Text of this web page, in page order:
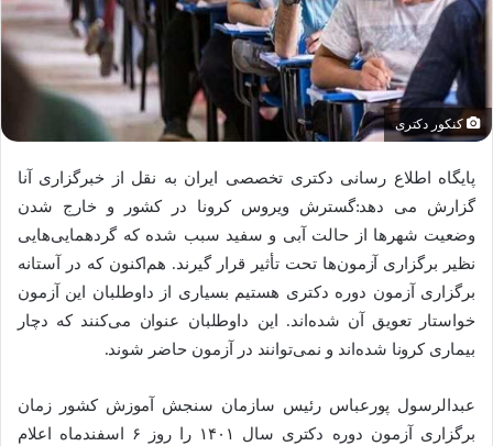
کنکور دکتری
پایگاه اطلاع رسانی دکتری تخصصی ایران به نقل از خبرگزاری آنا
گزارش می دهد:گسترش ویروس کرونا در کشور و خارج شدن
وضعیت شهرها از حالت آبی و سفید سبب شده که گردهمایی‌هایی
نظیر برگزاری آزمون‌ها تحت تأثیر قرار گیرند. هم‌اکنون که در آستانه
برگزاری آزمون دوره دکتری هستیم بسیاری از داوطلبان این آزمون
خواستار تعویق آن شده‌اند. این داوطلبان عنوان می‌کنند که دچار
بیماری کرونا شده‌اند و نمی‌توانند در آزمون حاضر شوند.
عبدالرسول پورعباس رئیس سازمان سنجش آموزش کشور زمان
برگزاری آزمون دوره دکتری سال ۱۴۰۱ را روز ۶ اسفندماه اعلام